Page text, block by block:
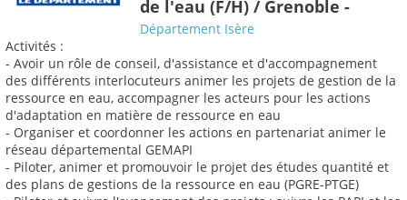
de l'eau (F/H) / Grenoble -
Département Isère
Activités :
- Avoir un rôle de conseil, d'assistance et d'accompagnement
des différents interlocuteurs animer les projets de gestion de la
ressource en eau, accompagner les acteurs pour les actions
d'adaptation en matière de ressource en eau
- Organiser et coordonner les actions en partenariat animer le
réseau départemental GEMAPI
- Piloter, animer et promouvoir le projet des études quantité et
des plans de gestions de la ressource en eau (PGRE-PTGE)